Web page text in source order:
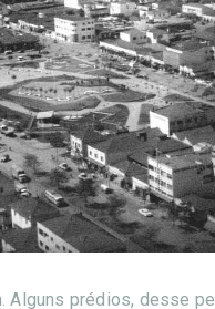
prédios, desse